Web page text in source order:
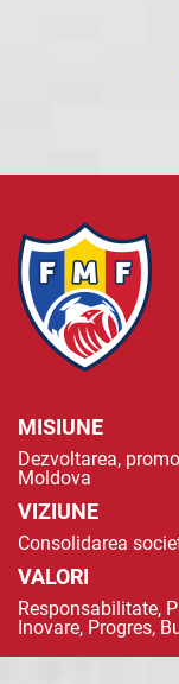
MISIUNE
Dezvoltarea,
Moldova
VIZIUNE
Consolidarea
VALORI
Responsabilitate,
Inovare, Progres,